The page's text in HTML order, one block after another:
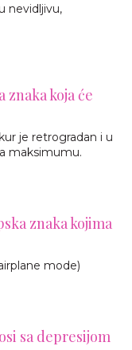
nevidljivu,
znaka koja će
je retrogradan i u
maksimumu.
znaka kojima
mode)
sa depresijom